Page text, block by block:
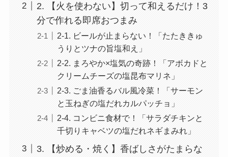
2. 【火を使わない】切って和えるだけ！3
分で作れる即席おつまみ
2-1. ビールが止まらない！「たたききゅ
うりとツナの旨塩和え」
2-2. まろやか×塩気の奇跡！「アボカドと
クリームチーズの塩昆布マリネ」
2-3. ごま油香るバル風冷菜！「サーモン
と玉ねぎの塩だれカルパッチョ」
2-4. コンビニ食材で！「サラダチキンと
千切りキャベツの塩だれネギまみれ」
3. 【炒める・焼く】香ばしさがたまらな